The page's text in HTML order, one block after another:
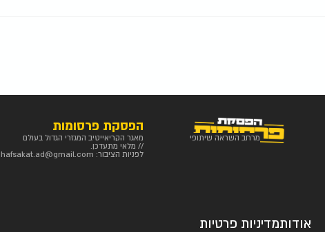
מרחב השראה שיתופי
הפסקת פרסומות
מאגר הקריאייטיב המגזרי הגדול בעולם
// מלאי מתעדכן.
לפניות הציבור: hafsakat.ad@gmail.com
אודותמדיניות פרטיות